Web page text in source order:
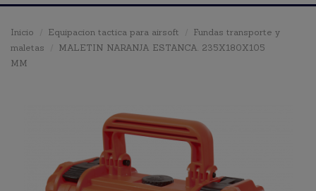
Inicio Equipacion tactica para airsoft
Fundas transporte y
maletas
MALETIN NARANJA ESTANCA. 235X180X105
MM